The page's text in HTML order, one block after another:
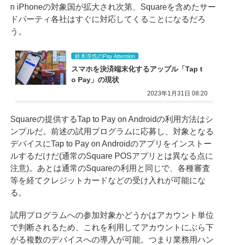
n iPhoneの対象国が拡大され次第、Squareを含めたサー
ドパーティ各社はすぐに対応してくることになるだろ
う。
鈴木淳也のPay Attention
スマホを決済端末化するアップル「Tap t
o Pay」の現状
2023年1月31日 08:20
Squareの提供するTap to Pay on Androidの利用方法はシ
ンプルだ。前述の試用プログラムに応募し、対象となる
デバイスにTap to Pay on Androidのアプリをインストー
ルするだけだ(通常のSquare POSアプリとは異なる点に
注意)。あとは通常のSquareの利用と同じで、各種審査
等を経てクレジットカードなどの受け入れが可能にな
る。
試用プログラムへの参加対象かどうかはアカウント単位
で判断されるため、これを利用してアカウントにぶら下
がる複数のデバイスへの導入が可能。つまり業務用ハン